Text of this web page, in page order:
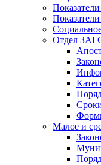
Отдел
Малое и